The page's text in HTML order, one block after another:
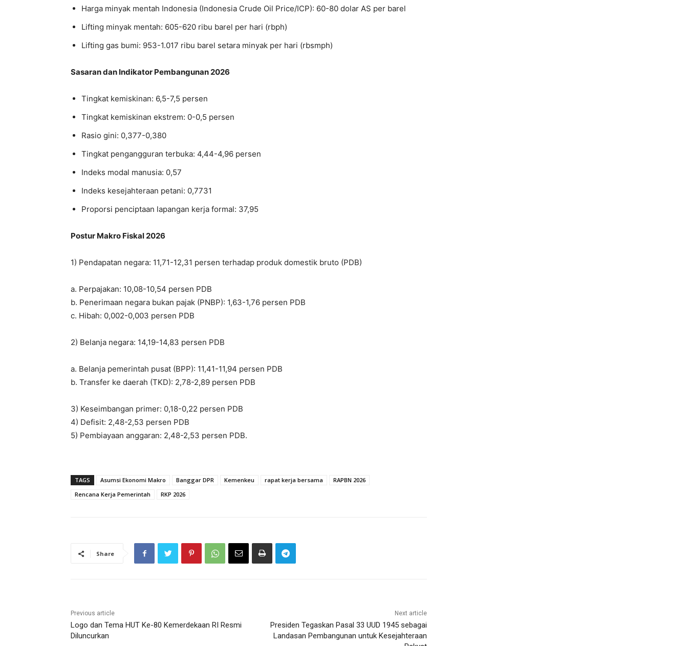
Harga minyak mentah Indonesia (Indonesia Crude Oil Price/ICP): 60-80 dolar AS per barel
Lifting minyak mentah: 605-620 ribu barel per hari (rbph)
Lifting gas bumi: 953-1.017 ribu barel setara minyak per hari (rbsmph)
Sasaran dan Indikator Pembangunan 2026
Tingkat kemiskinan: 6,5-7,5 persen
Tingkat kemiskinan ekstrem: 0-0,5 persen
Rasio gini: 0,377-0,380
Tingkat pengangguran terbuka: 4,44-4,96 persen
Indeks modal manusia: 0,57
Indeks kesejahteraan petani: 0,7731
Proporsi penciptaan lapangan kerja formal: 37,95
Postur Makro Fiskal 2026
1) Pendapatan negara: 11,71-12,31 persen terhadap produk domestik bruto (PDB)
a. Perpajakan: 10,08-10,54 persen PDB
b. Penerimaan negara bukan pajak (PNBP): 1,63-1,76 persen PDB
c. Hibah: 0,002-0,003 persen PDB
2) Belanja negara: 14,19-14,83 persen PDB
a. Belanja pemerintah pusat (BPP): 11,41-11,94 persen PDB
b. Transfer ke daerah (TKD): 2,78-2,89 persen PDB
3) Keseimbangan primer: 0,18-0,22 persen PDB
4) Defisit: 2,48-2,53 persen PDB
5) Pembiayaan anggaran: 2,48-2,53 persen PDB.
TAGS Asumsi Ekonomi Makro Banggar DPR Kemenkeu rapat kerja bersama
RAPBN 2026
Rencana Kerja Pemerintah
RKP 2026
Share
Previous article
Logo dan Tema HUT Ke-80 Kemerdekaan RI Resmi
Diluncurkan
Next article
Presiden Tegaskan Pasal 33 UUD 1945 sebagai
Landasan Pembangunan untuk Kesejahteraan